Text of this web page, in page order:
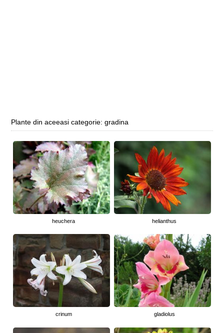
Plante din aceeasi categorie: gradina
heuchera helianthus
crinum gladiolus